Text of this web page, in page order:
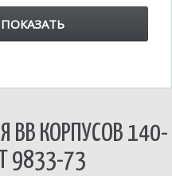
ПОКАЗАТЬ
КОРПУСОВ 140-
9833-73